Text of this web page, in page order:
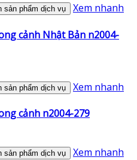
sản phẩm dịch vụ Xem nhanh
cảnh Nhật Bản n2004-
sản phẩm dịch vụ Xem nhanh
cảnh n2004-279
sản phẩm dịch vụ Xem nhanh